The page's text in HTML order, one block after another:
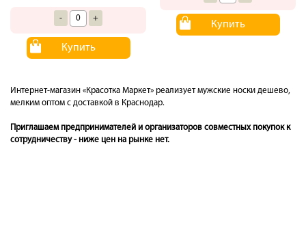
- +
Купить
Купить
Интернет-магазин «Красотка Маркет» реализует мужские носки дешево,
мелким оптом с доставкой в Краснодар.
Приглашаем предпринимателей и организаторов совместных покупок к
сотрудничеству - ниже цен на рынке нет.